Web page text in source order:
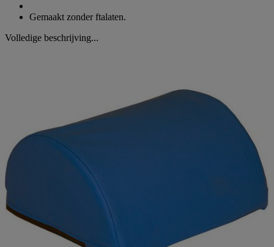
Gemaakt zonder ftalaten.
Volledige beschrijving...